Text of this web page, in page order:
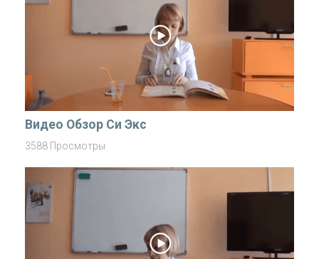
Видео Обзор Си Экс
3588 Просмотры